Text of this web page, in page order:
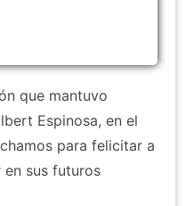
que mantuvo
Espinosa, en el
para felicitar a
sus futuros